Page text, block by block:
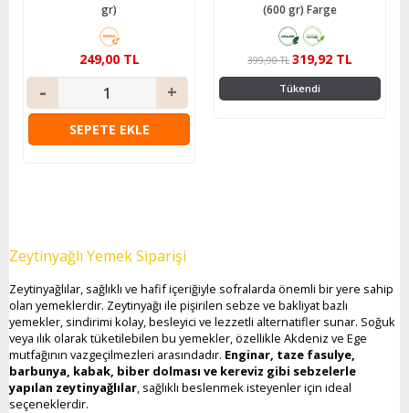
gr)
249,00 TL
SEPETE EKLE
(600 gr) Farge
319,92 TL
399,90 TL
Tükendi
Zeytinyağlı Yemek Siparişi
Zeytinyağlılar, sağlıklı ve hafif içeriğiyle sofralarda önemli bir yere sahip
olan yemeklerdir. Zeytinyağı ile pişirilen sebze ve bakliyat bazlı
yemekler, sindirimi kolay, besleyici ve lezzetli alternatifler sunar. Soğuk
veya ılık olarak tüketilebilen bu yemekler, özellikle Akdeniz ve Ege
mutfağının vazgeçilmezleri arasındadır. Enginar, taze fasulye,
barbunya, kabak, biber dolması ve kereviz gibi sebzelerle
yapılan zeytinyağlılar, sağlıklı beslenmek isteyenler için ideal
seçeneklerdir.